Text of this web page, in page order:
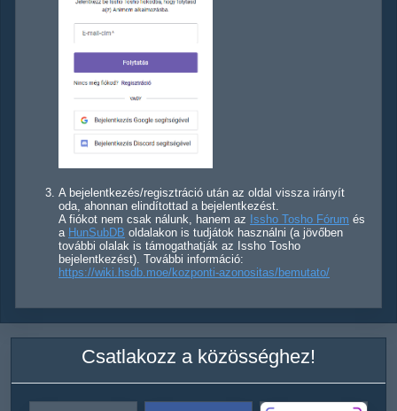
A bejelentkezés/regisztráció után az oldal vissza irányít
oda, ahonnan elindítottad a bejelentkezést.
A fiókot nem csak nálunk, hanem az Issho Tosho Fórum és
a HunSubDB oldalakon is tudjátok használni (a jövőben
további olalak is támogathatják az Issho Tosho
bejelentkezést). További információ:
https://wiki.hsdb.moe/kozponti-azonositas/bemutato/
Csatlakozz a közösséghez!